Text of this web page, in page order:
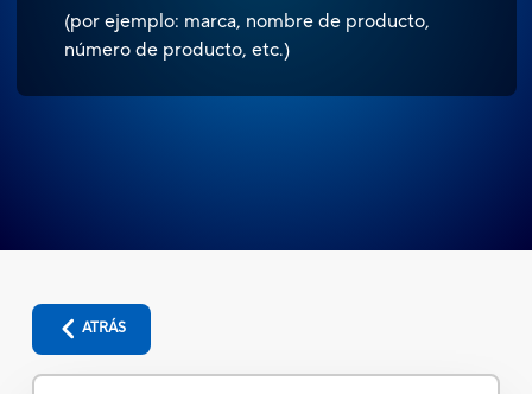
(por ejemplo: marca, nombre de producto,
número de producto, etc.)
ATRÁS